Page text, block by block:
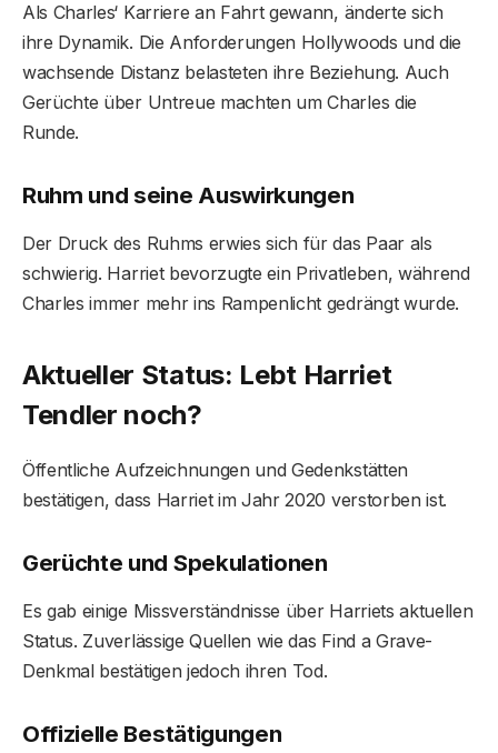
Als Charles‘ Karriere an Fahrt gewann, änderte sich
ihre Dynamik. Die Anforderungen Hollywoods und die
wachsende Distanz belasteten ihre Beziehung. Auch
Gerüchte über Untreue machten um Charles die
Runde.
Ruhm und seine Auswirkungen
Der Druck des Ruhms erwies sich für das Paar als
schwierig. Harriet bevorzugte ein Privatleben, während
Charles immer mehr ins Rampenlicht gedrängt wurde.
Aktueller Status: Lebt Harriet
Tendler noch?
Öffentliche Aufzeichnungen und Gedenkstätten
bestätigen, dass Harriet im Jahr 2020 verstorben ist.
Gerüchte und Spekulationen
Es gab einige Missverständnisse über Harriets aktuellen
Status. Zuverlässige Quellen wie das Find a Grave-
Denkmal bestätigen jedoch ihren Tod.
Offizielle Bestätigungen